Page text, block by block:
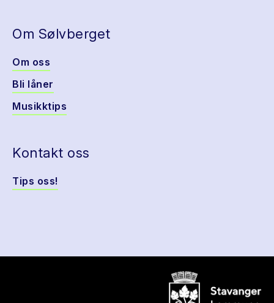
Om Sølvberget
Om oss
Bli låner
Musikktips
Kontakt oss
Tips oss!